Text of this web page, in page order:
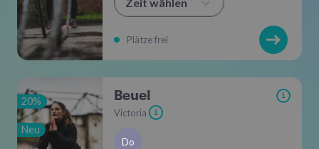
Plätze frei
20%
Neu
Beuel i
Victoria i
Do